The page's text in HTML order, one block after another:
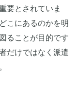
要とされていま
こにあるのかを明
ることが目的です
だけではなく派遣